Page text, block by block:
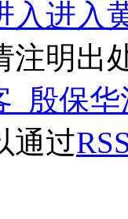
入进入
注明出
_殷保
通过